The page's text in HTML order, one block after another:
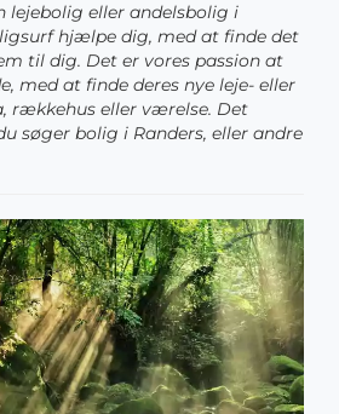
lejebolig eller andelsbolig i
hjælpe dig, med at finde det
til dig. Det er vores passion at
med at finde deres nye leje- eller
rækkehus eller værelse. Det
søger bolig i Randers, eller andre